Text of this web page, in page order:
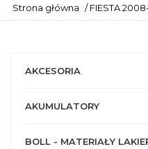
Strona główna / FIESTA
AKCESORIA
AKUMULATORY
BOLL - MATERIAŁY